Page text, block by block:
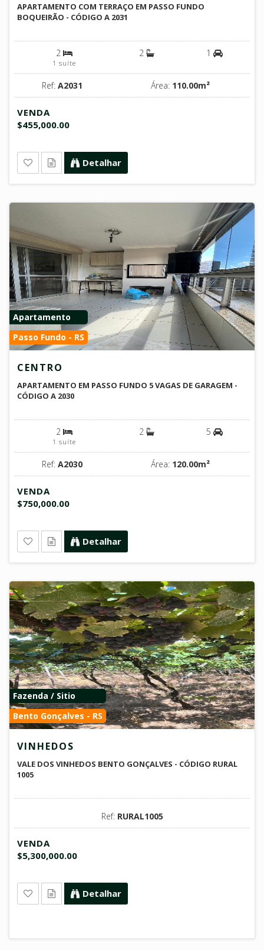
APARTAMENTO COM TERRAÇO EM PASSO FUNDO
BOQUEIRÃO - CÓDIGO A 2031
2
1 suíte
2 1
Ref: A2031 Área: 110.00m²
VENDA
$455,000.00
Detalhar
Apartamento
Passo Fundo - RS
CENTRO
APARTAMENTO EM PASSO FUNDO 5 VAGAS DE GARAGEM -
CÓDIGO A 2030
2
1 suíte
2 5
Ref: A2030 Área: 120.00m²
VENDA
$750,000.00
Detalhar
Fazenda / Sitio
Bento Gonçalves - RS
VINHEDOS
VALE DOS VINHEDOS BENTO GONÇALVES - CÓDIGO RURAL
1005
Ref: RURAL1005
VENDA
$5,300,000.00
Detalhar